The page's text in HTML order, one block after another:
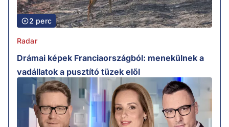
2 perc
Radar
Drámai képek Franciaországból: menekülnek a
vadállatok a pusztító tüzek elől